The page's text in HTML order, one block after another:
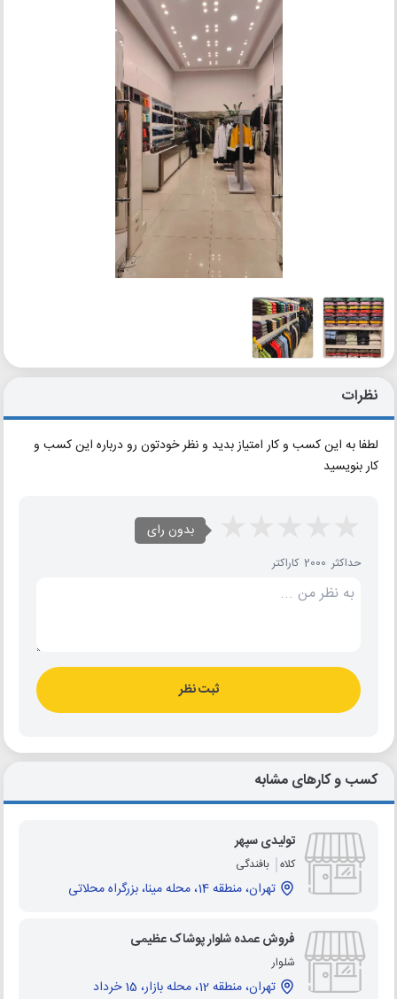
نظرات
لطفا به این کسب و کار امتیاز بدید و نظر خودتون رو درباره این کسب و
کار بنویسید
بدون رای
حداکثر 2000 کاراکتر
ثبت نظر
کسب و کارهای مشابه
تولیدی سپهر
کلاه بافندگی
تهران، منطقه 14، محله مینا، بزرگراه محلاتی
فروش عمده شلوار پوشاک عظیمی
شلوار
تهران، منطقه 12، محله بازار، 15 خرداد